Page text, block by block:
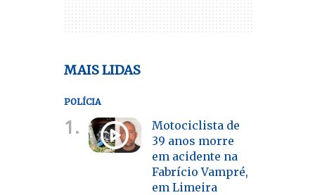
MAIS LIDAS
POLÍCIA
1.
Motociclista de
39 anos morre
em acidente na
Fabrício Vampré,
em Limeira